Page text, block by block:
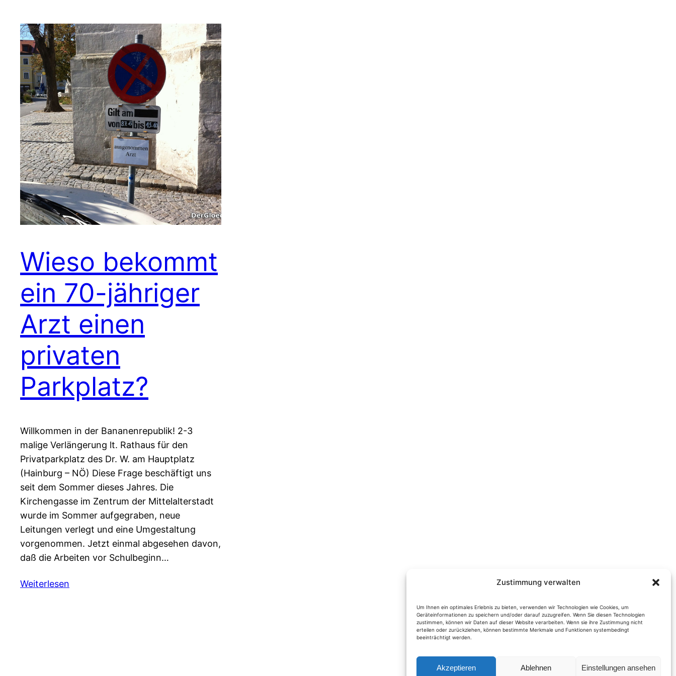
Zustimmung verwalten
Um Ihnen ein optimales Erlebnis zu bieten, verwenden wir Technologien wie Cookies, um
Geräteinformationen zu speichern und/oder darauf zuzugreifen. Wenn Sie diesen Technologien
zustimmen, können wir Daten auf dieser Website verarbeiten. Wenn sie ihre Zustimmung nicht
erteilen oder zurückziehen, können bestimmte Merkmale und Funktionen systembedingt
beeinträchtigt werden.
Akzeptieren Ablehnen Einstellungen ansehen
Wieso bekommt
ein 70-jähriger
Arzt einen
privaten
Parkplatz?
Willkommen in der Bananenrepublik! 2-3
malige Verlängerung lt. Rathaus für den
Privatparkplatz des Dr. W. am Hauptplatz
(Hainburg – NÖ) Diese Frage beschäftigt uns
seit dem Sommer dieses Jahres. Die
Kirchengasse im Zentrum der Mittelalterstadt
wurde im Sommer aufgegraben, neue
Leitungen verlegt und eine Umgestaltung
vorgenommen. Jetzt einmal abgesehen davon,
daß die Arbeiten vor Schulbeginn…
Weiterlesen